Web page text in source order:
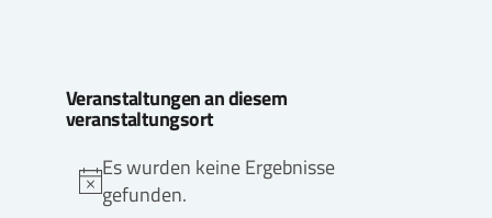
Veranstaltungen an diesem
veranstaltungsort
Hinweis
Es wurden keine Ergebnisse
gefunden.